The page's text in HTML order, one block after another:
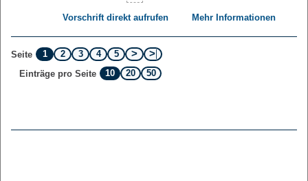
Vorschrift direkt aufrufen Mehr Informationen
Seite 1 2 3 4
5
Einträge pro Seite
10 20 50